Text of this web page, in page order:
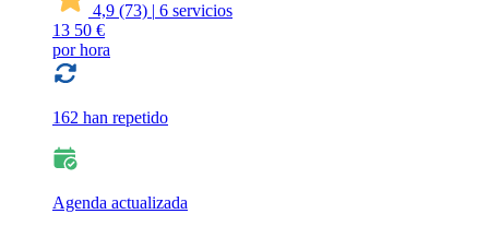
4,9 (73) | 6 servicios
13 50 €
por hora
162 han repetido
Agenda actualizada